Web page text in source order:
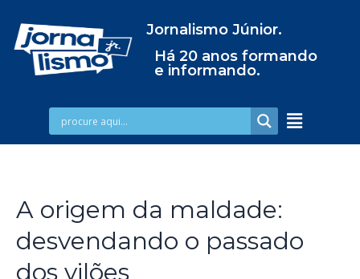
Jornalismo Júnior.
Há 20 anos formando
e informando.
A origem da maldade:
desvendando o passado
dos vilões